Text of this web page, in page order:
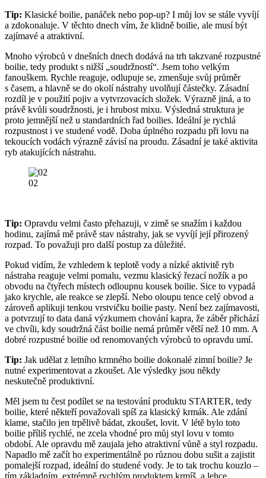
Tip: Klasické boilie, panáček nebo pop-up? I můj lov se stále vyvíjí
a zdokonaluje. V těchto dnech vím, že klidně boilie, ale musí být
zajímavé a atraktivní.
Mnoho výrobců v dnešních dnech dodává na trh takzvané rozpustné
boilie, tedy produkt s nižší „soudržností“. Jsem toho velkým
fanouškem. Rychle reaguje, odlupuje se, zmenšuje svůj průměr
s časem, a hlavně se do okolí nástrahy uvolňují částečky. Zásadní
rozdíl je v použití pojiv a vytvrzovacích složek. Výrazně jiná, a to
právě kvůli soudržnosti, je i hrubost mixu. Výsledná struktura je
proto jemnější než u standardních řad boilies. Ideální je rychlá
rozpustnost i ve studené vodě. Doba úplného rozpadu při lovu na
tekoucích vodách výrazně závisí na proudu. Zásadní je také aktivita
ryb atakujících nástrahu.
02
Tip: Opravdu velmi často přehazuji, v zimě se snažím i každou
hodinu, zajímá mě právě stav nástrahy, jak se vyvíjí její přirozený
rozpad. To považuji pro další postup za důležité.
Pokud vidím, že vzhledem k teplotě vody a nízké aktivitě ryb
nástraha reaguje velmi pomalu, vezmu klasický řezací nožík a po
obvodu na čtyřech místech odloupnu kousek boilie. Sice to vypadá
jako krychle, ale reakce se zlepší. Nebo oloupu tence celý obvod a
zároveň aplikuji tenkou vrstvičku boilie pasty. Není bez zajímavosti,
a potvrzují to data daná výzkumem chování kapra, že záběr přichází
ve chvíli, kdy soudržná část boilie nemá průměr větší než 10 mm. A
dobré rozpustné boilie od renomovaných výrobců to opravdu umí.
Tip: Jak udělat z letního krmného boilie dokonalé zimní boilie? Je
nutné experimentovat a zkoušet. Ale výsledky jsou někdy
neskutečně produktivní.
Měl jsem tu čest podílet se na testování produktu STARTER, tedy
boilie, které někteří považovali spíš za klasický krmák. Ale zdání
klame, stačilo jen trpělivě bádat, zkoušet, lovit. V létě bylo toto
boilie příliš rychlé, ne zcela vhodné pro můj styl lovu v tomto
období. Ale opravdu mě zaujala jeho atraktivní vůně a styl rozpadu.
Napadlo mě začít ho experimentálně po různou dobu sušit a zajistit
pomalejší rozpad, ideální do studené vody. Je to tak trochu kouzlo –
tím základním, extrémně rychlým produktem krmíš, a lehce